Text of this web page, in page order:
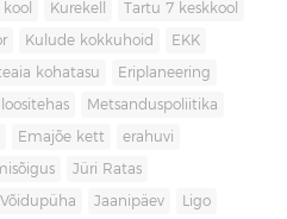
kool Kurekell Tartu 7 keskkool
Kulude kokkuhoid EKK
kohatasu Eriplaneering
Metsanduspoliitika
Emajõe kett erahuvi
Jüri Ratas
Võidupüha Jaanipäev Ligo